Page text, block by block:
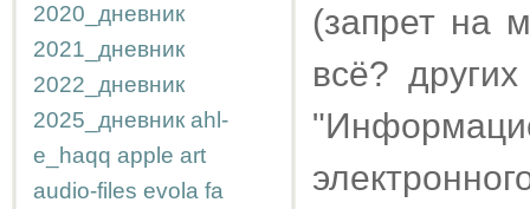
2020_дневник
2021_дневник
2022_дневник
2025_дневник ahl-
e_haqq apple art
audio-files evola fa
(запрет на
всё?